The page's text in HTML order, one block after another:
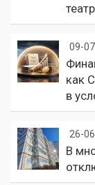
09-
как
в
26-
В